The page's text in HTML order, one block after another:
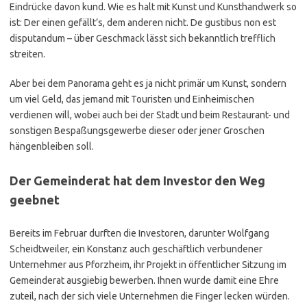
Eindrücke davon kund. Wie es halt mit Kunst und Kunsthandwerk so
ist: Der einen gefällt’s, dem anderen nicht. De gustibus non est
disputandum – über Geschmack lässt sich bekanntlich trefflich
streiten.
Aber bei dem Panorama geht es ja nicht primär um Kunst, sondern
um viel Geld, das jemand mit Touristen und Einheimischen
verdienen will, wobei auch bei der Stadt und beim Restaurant- und
sonstigen Bespaßungsgewerbe dieser oder jener Groschen
hängenbleiben soll.
Der Gemeinderat hat dem Investor den Weg
geebnet
Bereits im Februar durften die Investoren, darunter Wolfgang
Scheidtweiler, ein Konstanz auch geschäftlich verbundener
Unternehmer aus Pforzheim, ihr Projekt in öffentlicher Sitzung im
Gemeinderat ausgiebig bewerben. Ihnen wurde damit eine Ehre
zuteil, nach der sich viele Unternehmen die Finger lecken würden.